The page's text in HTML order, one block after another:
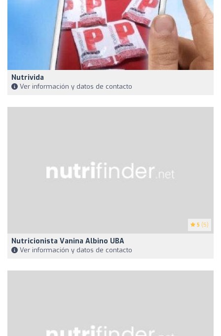
Nutrivida
Ver información y datos de contacto
5 (5)
Nutricionista Vanina Albino UBA
Ver información y datos de contacto